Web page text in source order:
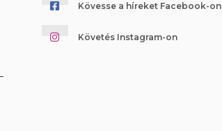
Kövesse a híreket Facebook-on
Követés Instagram-on